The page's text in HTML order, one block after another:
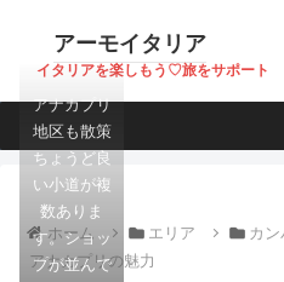
アーモイタリア
イタリアを楽しもう♡旅をサポート
ホーム エリア カン
アナカプリの魅力
アナカプリ
地区も散策
ちょうど良
い小道が複
数ありま
す。ショッ
プが並んで